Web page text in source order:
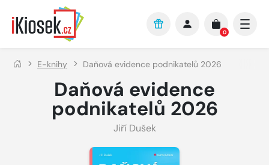
Přejít na hlavní obsah
0
E-knihy Daňová evidence podnikatelů 2026
Daňová evidence
podnikatelů 2026
Jiří Dušek